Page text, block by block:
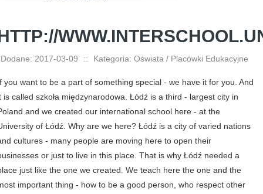
Dodane: 2017-03-09 :: Kategoria: Oświata / Placówki Edukacyjne
you want to be a part of something special - we have it for you. And
is called szkoła międzynarodowa. Łódź is a third - largest city in
and we created our international school here - at the
of Łódź. Why are we here? Łódź is a city of varied nations
cultures - many people are moving here to open their
or just to live in this place. That is why Łódź needed a
just like the one we created. We teach here the one and the
important thing - how to be a good person, who respect other